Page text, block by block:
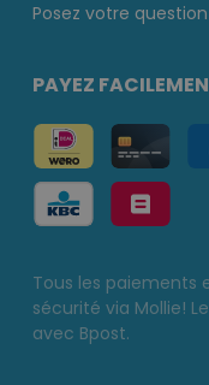
Posez votre question
PAYEZ
Tous les
sécurité via Mollie!
avec Bpost.